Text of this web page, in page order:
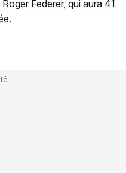
Federer, qui aura 41